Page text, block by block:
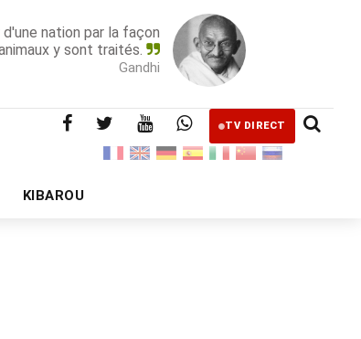
nation par la façon
y sont traités.
Gandhi
TV DIRECT
KIBAROU